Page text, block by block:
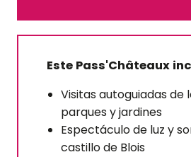
Este Pass'Châteaux
Visitas autoguiadas de
parques y jardines
Espectáculo de luz y
castillo de Blois